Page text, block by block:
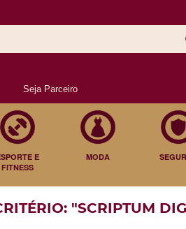
Seja Parceiro
E
FITNESS
MODA
"SCRIPTUM